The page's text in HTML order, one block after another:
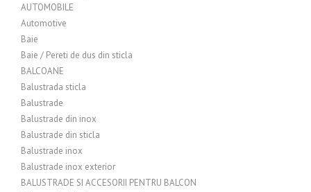
AUTOMOBILE
Automotive
Baie
Baie / Pereti de dus din sticla
BALCOANE
Balustrada sticla
Balustrade
Balustrade din inox
Balustrade din sticla
Balustrade inox
Balustrade inox exterior
BALUSTRADE SI ACCESORII PENTRU BALCON